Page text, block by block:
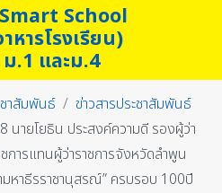
School
หารโรงเรียน)
.1 และม.4
ชาสัมพันธ์
ข่าวสารประชาสัมพันธ์
ายโยธิน ประสงค์ความดี รองผู้ว่า
การแทนผู้ว่าราชการจังหวัดลำพูน
หาธีรราชานุสรณ์” ครบรอบ 100ปี